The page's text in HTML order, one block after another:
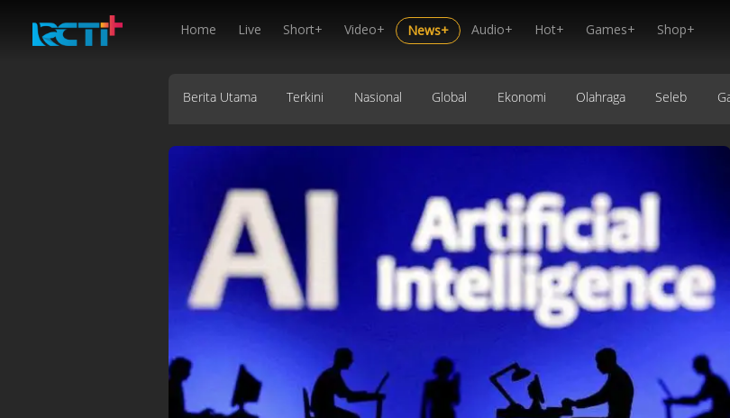
Home Live Short+ Video+ News+ Audio+ Hot+ Games+ Shop+
Berita Utama Terkini Nasional Global Ekonomi Olahraga Seleb